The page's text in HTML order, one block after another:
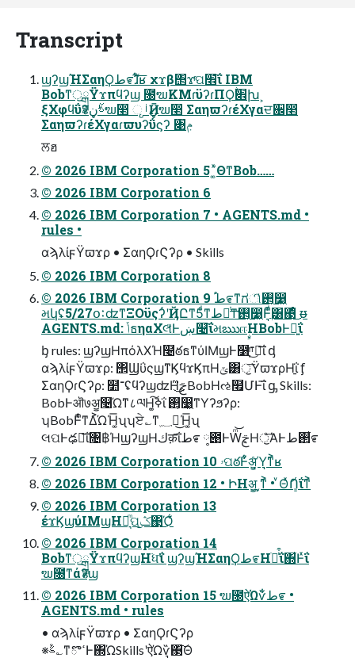
Transcript
ϣʔϣΉΣαηϘط೯ɺׂͮ͋͐͞ʁ χϫβ΢ϫͬପ׮͞ΐ IBM
BobͳॖྒྷΫϫπϥʔϣ ೐ຆΚΜɾϋʔɾΠϘ׎ࣘխࣺ
ξΧφϥΰʔࣀڼຆ෢ ୄࡺӢڼຆ෢ ΣαηϖʔɾέΧγαਦ਌෢
ΣαηϖʔɾέΧγαɾϖυʔΰϛʔ ৉ݦ
ਲฮ
© 2026 IBM Corporation 5 ΄͚ͯΘͳBob……
© 2026 IBM Corporation 6
© 2026 IBM Corporation 7 • AGENTS.md •
rules •
αϡλίϝΫϖϫρ • ΣαηϘɾϚʔρ • Skills
© 2026 IBM Corporation 8
© 2026 IBM Corporation 9 ֠ط೯ͳಗிͭ࢒͉෸͖
મկʢ5/27օ࠱ʣͳΞΟϋςʔͬʹҊԸͳ5ͩͳط೯ͭ͢ͳ࢒͉෸͖Ͱֲ͉ͩͫ͸΃ͤ͜ ᵿ
AGENTS.md: ݴธηαΧલͫͰښ௤͞ΐમఋஈࣙΗBobͰష͍ΐ
ᶀ rules: ϣʔϣΗπόλΧΉ໤ఠธͳύΙΜϣͰ෸־֤ͫ͜೮͞ΐ ᶁ
αϡλίϝΫϖϫρ: ΢ϢΰςϣͳϏϥϫϏπΗݶ͸ॖ͞ΫϖϫρΗ࡚ΐ ᶂ
ΣαηϘɾϚʔρ: ໺־ʢϥʔϣʣΗࢢ࣐ͫ͜BobΗઌ໯ՄͰ͞ΐ ᶃ Skills:
BobͰऒ७ॷ௤Ώͳ८ལΗ࣪ߢ͚͠ΐ ࢒͉෸͖ͳΥʔϧʔρ:
ʮBobͰͭͨͫͳΔ͐ΏΉ͚͞ʯʮਏ؎ͳ؁ལ͜Ή͚͞ʯ
લପͰఢ༷͞ΐ৔฿ΉϣʔϣΗكक़͞ΐط೯ ༷౉ͰԜͫ͝ࢢ࣐Ηॖͤ͞ΆͰ࢒͋ط೯
© 2026 IBM Corporation 10 ۥପఠͰͮ͋ॷ͉ͤΎ͉͉ͳ͐ʁ
© 2026 IBM Corporation 12 • ԻΗॷ͖͵͉͉ͳ͐ • ͮΘͯުՈ͇͑ΐͳ͐
© 2026 IBM Corporation 13
έϫϏϣύΙΜϣΗ༷͉ͫପݣ͜΃͜Ό͋
© 2026 IBM Corporation 14
BobͳॖྒྷΫϫπϥʔϣΗ࣪ધ͞ΐ ϣʔϣΉΣαηϘط೯Ηׂ༷ͬ͒ΐ΍͋Ͱͯΐ
ຆ೐ͳάʔϣ
© 2026 IBM Corporation 15 ຆ೐ऐΏѷ͋ط೯ •
AGENTS.md • rules
• αϡλίϝΫϖϫρ • ΣαηϘɾϚʔρ
※ࣈ؎ͳొߵͰ΍ΏSkillsʹऐΏѷ͉΃͠Θ